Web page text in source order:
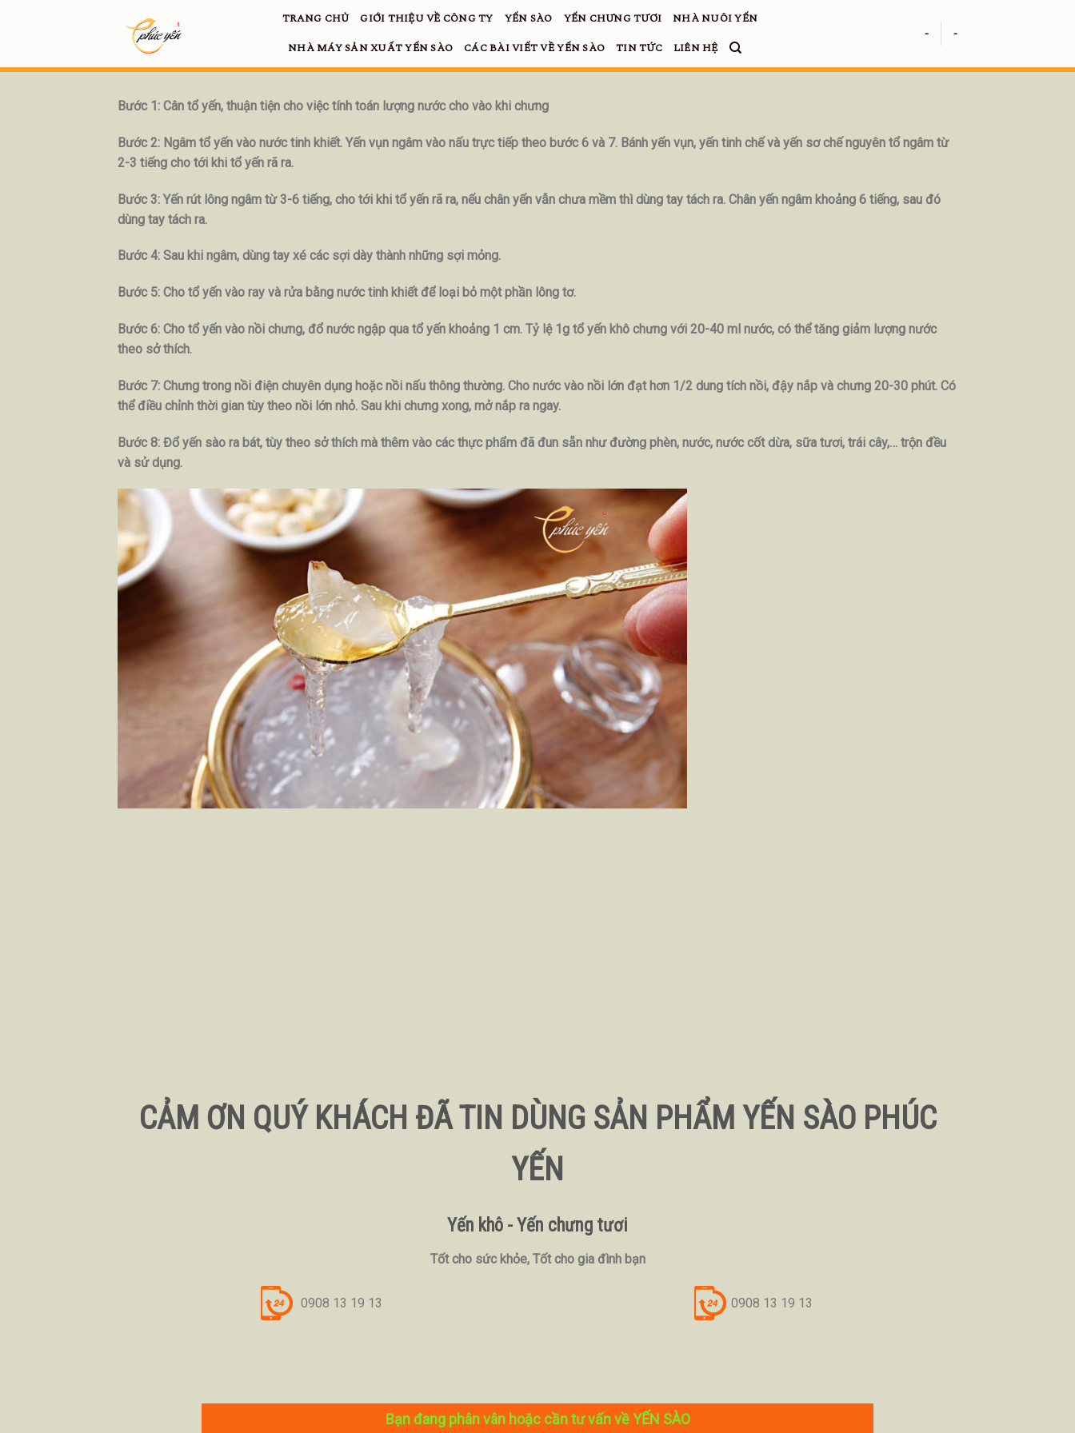
TRANG CHỦ GIỚI THIỆU VỀ CÔNG TY YẾN SÀO YẾN CHƯNG TƯƠI
NHÀ NUÔI YẾN
NHÀ MÁY SẢN XUẤT YẾN SÀO
CÁC BÀI VIẾT VỀ YẾN SÀO TIN TỨC LIÊN HỆ
- -
Bước 1: Cân tổ yến, thuận tiện cho việc tính toán lượng nước cho vào khi chưng
Bước 2: Ngâm tổ yến vào nước tinh khiết. Yến vụn ngâm vào nấu trực tiếp theo bước 6 và 7. Bánh yến vụn, yến tinh chế và yến sơ chế nguyên tổ ngâm từ
2-3 tiếng cho tới khi tổ yến rã ra.
Bước 3: Yến rút lông ngâm từ 3-6 tiếng, cho tới khi tổ yến rã ra, nếu chân yến vẫn chưa mềm thì dùng tay tách ra. Chân yến ngâm khoảng 6 tiếng, sau đó
dùng tay tách ra.
Bước 4: Sau khi ngâm, dùng tay xé các sợi dày thành những sợi mỏng.
Bước 5: Cho tổ yến vào ray và rửa bằng nước tinh khiết để loại bỏ một phần lông tơ.
Bước 6: Cho tổ yến vào nồi chưng, đổ nước ngập qua tổ yến khoảng 1 cm. Tỷ lệ 1g tổ yến khô chưng với 20-40 ml nước, có thể tăng giảm lượng nước
theo sở thích.
Bước 7: Chưng trong nồi điện chuyên dụng hoặc nồi nấu thông thường. Cho nước vào nồi lớn đạt hơn 1/2 dung tích nồi, đậy nắp và chưng 20-30 phút. Có
thể điều chỉnh thời gian tùy theo nồi lớn nhỏ. Sau khi chưng xong, mở nắp ra ngay.
Bước 8: Đổ yến sào ra bát, tùy theo sở thích mà thêm vào các thực phẩm đã đun sẵn như đường phèn, nước, nước cốt dừa, sữa tươi, trái cây,… trộn đều
và sử dụng.
CẢM ƠN QUÝ KHÁCH ĐÃ TIN DÙNG SẢN PHẨM YẾN SÀO PHÚC
YẾN
Yến khô - Yến chưng tươi
Tốt cho sức khỏe, Tốt cho gia đình bạn
0908 13 19 13 0908 13 19 13
Bạn đang phân vân hoặc cần tư vấn về YẾN SÀO